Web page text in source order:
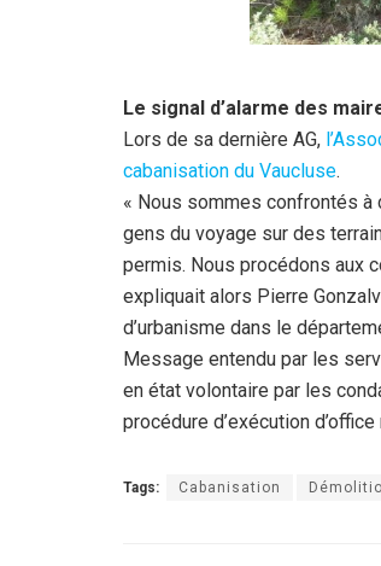
Le signal d’alarme des
Lors de sa dernière AG,
cabanisation du Vaucluse.
« Nous sommes confrontés à
gens du voyage sur des
permis. Nous procédons aux
expliquait alors Pierre
d’urbanisme dans le
Message entendu par les
en état volontaire par les
procédure d’exécution
Tags: Cabanisation